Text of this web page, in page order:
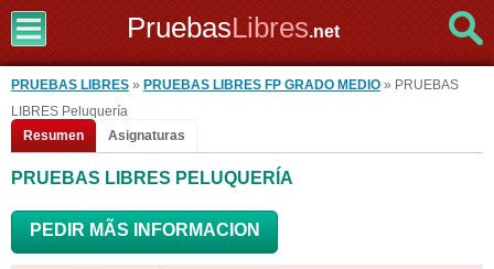
PruebasLibres.net
PRUEBAS LIBRES » PRUEBAS LIBRES FP GRADO MEDIO » PRUEBAS
LIBRES Peluquería
Resumen
Asignaturas
PRUEBAS LIBRES PELUQUERÍA
PEDIR MÃS INFORMACION